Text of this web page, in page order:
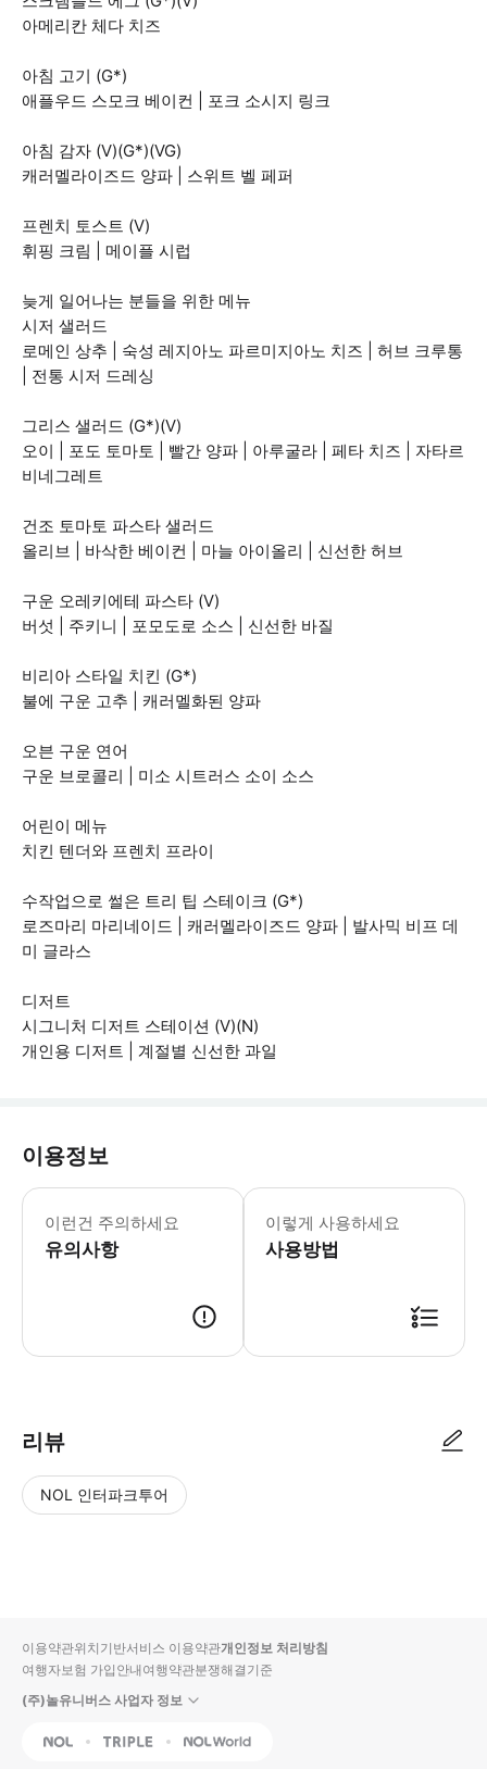
아메리칸 체다 치즈
아침 고기 (G*)
애플우드 스모크 베이컨 | 포크 소시지 링크
아침 감자 (V)(G*)(VG)
캐러멜라이즈드 양파 | 스위트 벨 페퍼
프렌치 토스트 (V)
휘핑 크림 | 메이플 시럽
늦게 일어나는 분들을 위한 메뉴
시저 샐러드
로메인 상추 | 숙성 레지아노 파르미지아노 치즈 | 허브 크루통
| 전통 시저 드레싱
그리스 샐러드 (G*)(V)
오이 | 포도 토마토 | 빨간 양파 | 아루굴라 | 페타 치즈 | 자타르
비네그레트
건조 토마토 파스타 샐러드
올리브 | 바삭한 베이컨 | 마늘 아이올리 | 신선한 허브
구운 오레키에테 파스타 (V)
버섯 | 주키니 | 포모도로 소스 | 신선한 바질
비리아 스타일 치킨 (G*)
불에 구운 고추 | 캐러멜화된 양파
오븐 구운 연어
구운 브로콜리 | 미소 시트러스 소이 소스
어린이 메뉴
치킨 텐더와 프렌치 프라이
수작업으로 썰은 트리 팁 스테이크 (G*)
로즈마리 마리네이드 | 캐러멜라이즈드 양파 | 발사믹 비프 데
미 글라스
디저트
시그니처 디저트 스테이션 (V)(N)
개인용 디저트 | 계절별 신선한 과일
이용정보
이런건 주의하세요
유의사항
만 3세 미만의 유아는 무료이지만, 크
이렇게 사용하세요
사용방법
리뷰
NOL 인터파크투어
입니
다.
순
상
이용약관위치기반서비스 이용약관개인정보 처리방침
여행자보험 가입안내여행약관분쟁해결기준
(주)놀유니버스 사업자 정보
NOL Triple Interpark Global